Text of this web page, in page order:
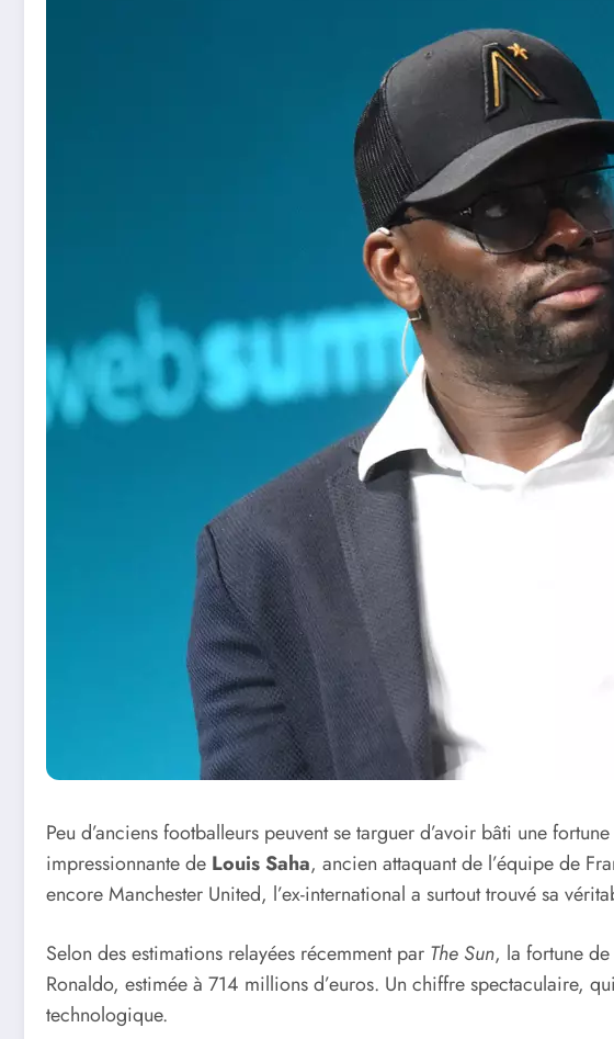
Peu d’anciens footballeurs peuvent se targuer d’avoir bâti une
impressionnante de Louis Saha, ancien attaquant de l’équipe de
encore Manchester United, l’ex-international a surtout trouvé sa
Selon des estimations relayées récemment par The Sun, la fortune
Ronaldo, estimée à 714 millions d’euros. Un chiffre spectaculaire,
technologique.